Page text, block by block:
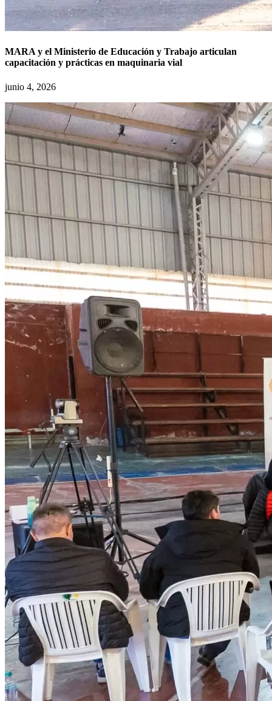
MARA y el Ministerio de Educación y Trabajo articulan
capacitación y prácticas en maquinaria vial
junio 4, 2026